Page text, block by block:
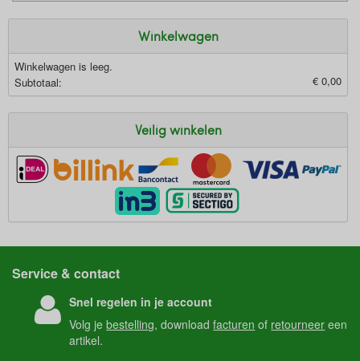
Winkelwagen
Winkelwagen is leeg.
Subtotaal:
€ 0,00
Veilig winkelen
Service & contact
Snel regelen in je account
Volg jebestelling, downloadfacturen of retourneer een
artikel.